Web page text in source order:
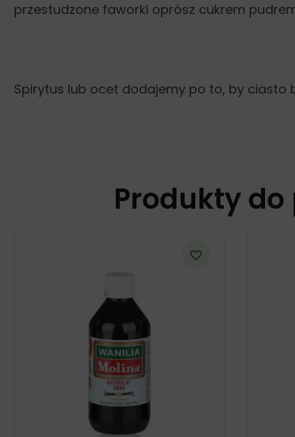
przestudzone faworki oprósz cukrem
Spirytus lub ocet dodajemy po to, by ciasto
Produkty